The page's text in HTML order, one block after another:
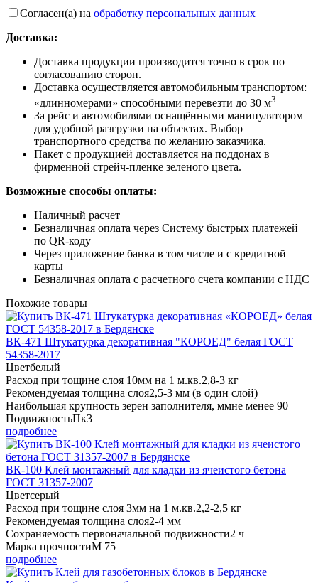
Согласен(а) на обработку персональных данных
Доставка:
Доставка продукции производится точно в срок по
согласованию сторон.
Доставка осуществляется автомобильным транспортом:
«длинномерами» способными перевезти до 30 м3
За рейс и автомобилями оснащёнными манипулятором
для удобной разгрузки на объектах. Выбор
транспортного средства по желанию заказчика.
Пакет с продукцией доставляется на поддонах в
фирменной стрейч-пленке зеленого цвета.
Возможные способы оплаты:
Наличный расчет
Безналичная оплата через Систему быстрых платежей
по QR-коду
Через приложение банка в том числе и с кредитной
карты
Безналичная оплата с расчетного счета компании с НДС
Похожие товары
ВК-471 Штукатурка декоративная "КОРОЕД" белая ГОСТ
54358-2017
Цветбелый
Расход при тощине слоя 10мм на 1 м.кв.2,8-3 кг
Рекомендуемая толщина слоя2,5-3 мм (в один слой)
Наибольшая крупность зерен заполнителя, ммне менее 90
ПодвижностьПк3
подробнее
ВК-100 Клей монтажный для кладки из ячеистого бетона
ГОСТ 31357-2007
Цветсерый
Расход при тощине слоя 3мм на 1 м.кв.2,2-2,5 кг
Рекомендуемая толщина слоя2-4 мм
Сохраняемость первоначальной подвижности2 ч
Марка прочностиМ 75
подробнее